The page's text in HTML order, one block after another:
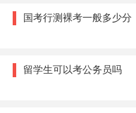
国考行测裸考一般多少分
留学生可以考公务员吗